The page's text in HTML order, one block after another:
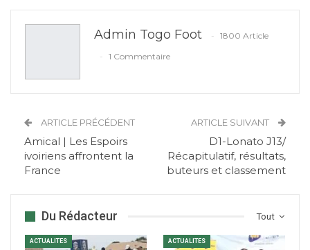
Admin Togo Foot
1800 Article
1 Commentaire
ARTICLE PRÉCÉDENT
Amical | Les Espoirs
ivoiriens affrontent la
France
ARTICLE SUIVANT
D1-Lonato J13/
Récapitulatif, résultats,
buteurs et classement
Tout
Du Rédacteur
ACTUALITES ACTUALITES